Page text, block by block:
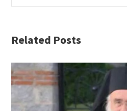
Related Posts